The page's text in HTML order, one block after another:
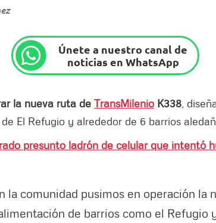
Únete a nuestro canal de
noticias en WhatsApp
la nueva ruta de TransMilenio K338 ,
El Refugio y alrededor de 6 barrios
presunto ladrón de celular que intentó
la comunidad pusimos en operación la
de barrios como el Refugio